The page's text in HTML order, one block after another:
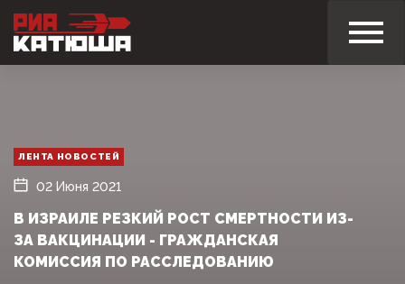
ЛЕНТА НОВОСТЕЙ
02 Июня 2021
В ИЗРАИЛЕ РЕЗКИЙ РОСТ СМЕРТНОСТИ ИЗ-
ЗА ВАКЦИНАЦИИ - ГРАЖДАНСКАЯ
КОМИССИЯ ПО РАССЛЕДОВАНИЮ